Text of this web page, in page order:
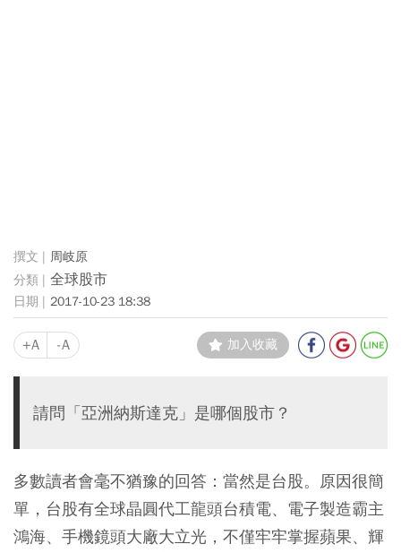
周岐原
全球股市
2017-10-23 18:38
+A -A 加入收藏
請問「亞洲納斯達克」是哪個股市？
多數讀者會毫不猶豫的回答：當然是台股。原因很簡
單，台股有全球晶圓代工龍頭台積電、電子製造霸主
鴻海、手機鏡頭大廠大立光，不僅牢牢掌握蘋果、輝